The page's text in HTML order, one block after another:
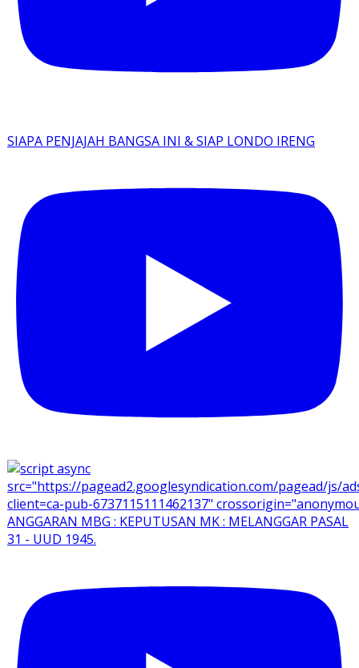
SIAPA PENJAJAH BANGSA INI & SIAP LONDO IRENG
ANGGARAN MBG : KEPUTUSAN MK : MELANGGAR PASAL
31 - UUD 1945.